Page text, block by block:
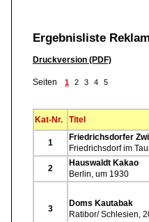
Ergebnisliste
Druckversion (PDF)
Seiten 1 2 3 4 5
Kat-Nr. Titel
1
Friedrichsdorfer
Friedrichsdorf im
2
Hauswaldt Kakao
Berlin, um 1930
3
Doms Kautabak
Ratibor/ Schlesien,